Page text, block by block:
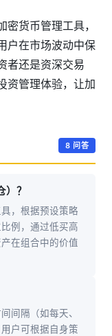
货币管理工具，
户在市场波动中保
者还是资深交易
资管理体验，让加
8 问答
？
，根据预设策略
例，通过低买高
在组合中的价值
间隔（如每天、
户可根据自身策